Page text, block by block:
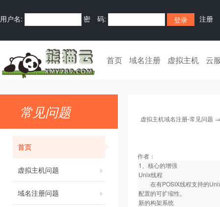
用户名: 密 码: 注册
首页 域名注册 虚拟主机 云
常见问题
首页
虚拟主机问题
域名注册问题
虚拟主机域名注册-常见问题
作者：
1、核心的增强
Unix线程
在有POSIX线程支持的Unix
配置的可扩缩性。
新的构架系统